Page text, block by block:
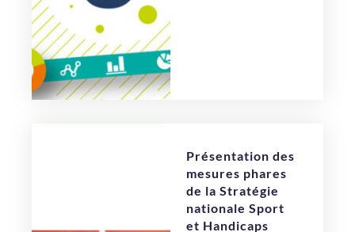
Présentation des
mesures phares
de la Stratégie
nationale Sport
et Handicaps